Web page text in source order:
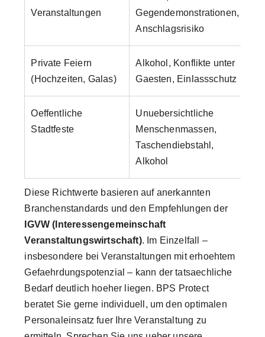
Veranstaltungen
Gegendemonstrationen,
Anschlagsrisiko
Private Feiern
(Hochzeiten, Galas)
Alkohol, Konflikte unter
Gaesten, Einlassschutz
Oeffentliche
Stadtfeste
Unuebersichtliche
Menschenmassen,
Taschendiebstahl,
Alkohol
Diese Richtwerte basieren auf anerkannten
Branchenstandards und den Empfehlungen der
IGVW (Interessengemeinschaft
Veranstaltungswirtschaft). Im Einzelfall –
insbesondere bei Veranstaltungen mit erhoehtem
Gefaehrdungspotenzial – kann der tatsaechliche
Bedarf deutlich hoeher liegen. BPS Protect
beratet Sie gerne individuell, um den optimalen
Personaleinsatz fuer Ihre Veranstaltung zu